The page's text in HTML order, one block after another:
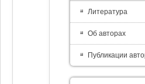
Литература
Об авторах
Публикации